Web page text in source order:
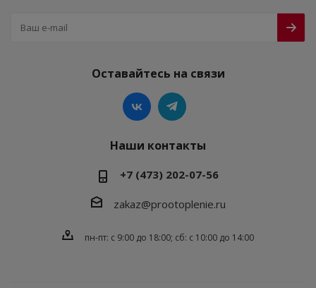
Оставайтесь на связи
Наши контакты
+7 (473) 202-07-56
zakaz@prootoplenie.ru
пн-пт: c 9:00 до 18:00; сб: с 10:00 до 14:00